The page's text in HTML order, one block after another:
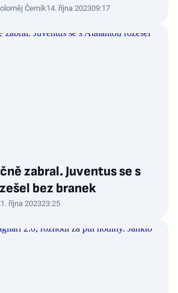
Černík14. října 202309:17
zabral. Juventus se s
bez branek
1. října 202323:25